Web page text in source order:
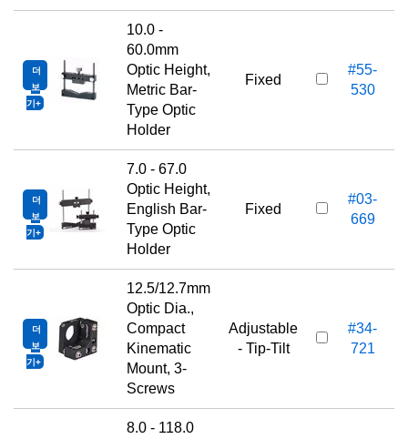
더
보
기
10.0 -
60.0mm
Optic Height,
Metric Bar-
Type Optic
Holder
Fixed
#55-
530
더
보
기
7.0 - 67.0
Optic Height,
English Bar-
Type Optic
Holder
Fixed
#03-
669
더
보
기
12.5/12.7mm
Optic Dia.,
Compact
Kinematic
Mount, 3-
Screws
Adjustable
- Tip-Tilt
#34-
721
8.0 - 118.0